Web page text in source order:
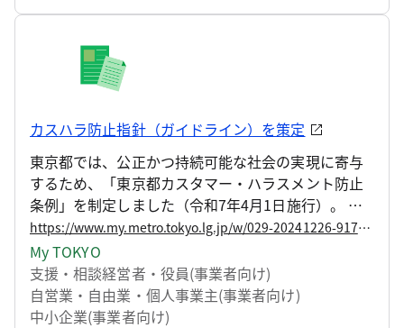
カスハラ防止指針（ガイドライン）を策定
東京都では、公正かつ持続可能な社会の実現に寄与
するため、「東京都カスタマー・ハラスメント防止
条例」を制定しました（令和7年4月1日施行）。 こ
のたび、本条例に基づき、「カスタマー・ハラスメ
ントの防止に関する指針（ガイドライン）」を策定
しましたので、お知らせします。
https://www.my.metro.tokyo.lg.jp/w/029-20241226-91744710
My TOKYO
支援・相談経営者・役員(事業者向け)
自営業・自由業・個人事業主(事業者向け)
中小企業(事業者向け)